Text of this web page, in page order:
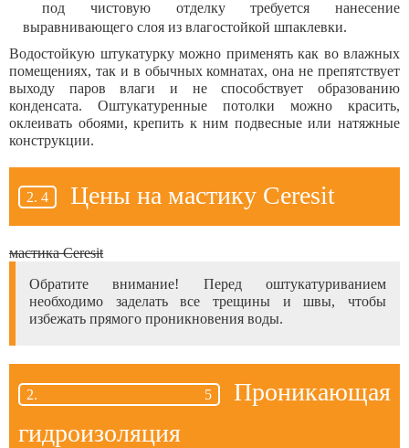
под чистовую отделку требуется нанесение
выравнивающего слоя из влагостойкой шпаклевки.
Водостойкую штукатурку можно применять как во влажных
помещениях, так и в обычных комнатах, она не препятствует
выходу паров влаги и не способствует образованию
конденсата. Оштукатуренные потолки можно красить,
оклеивать обоями, крепить к ним подвесные или натяжные
конструкции.
Цены на мастику Ceresit
мастика Ceresit
Обратите внимание! Перед оштукатуриванием
необходимо заделать все трещины и швы, чтобы
избежать прямого проникновения воды.
Проникающая
гидроизоляция